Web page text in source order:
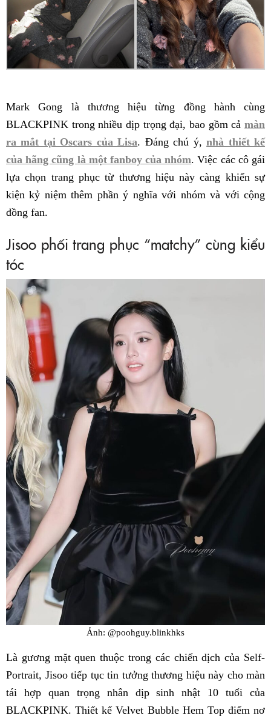
Mark Gong là thương hiệu từng đồng hành cùng
BLACKPINK trong nhiều dịp trọng đại, bao gồm cả màn
ra mắt tại Oscars của Lisa. Đáng chú ý,nhà thiết kế
của hãng cũng là một fanboy của nhóm. Việc các cô gái
lựa chọn trang phục từ thương hiệu này càng khiến sự
kiện kỷ niệm thêm phần ý nghĩa với nhóm và với cộng
đồng fan.
Jisoo phối trang phục “matchy” cùng kiểu
tóc
Ảnh: @poohguy.blinkhks
Là gương mặt quen thuộc trong các chiến dịch của Self-
Portrait, Jisoo tiếp tục tin tưởng thương hiệu này cho màn
tái hợp quan trọng nhân dịp sinh nhật 10 tuổi của
BLACKPINK. Thiết kế Velvet Bubble Hem Top điểm nơ